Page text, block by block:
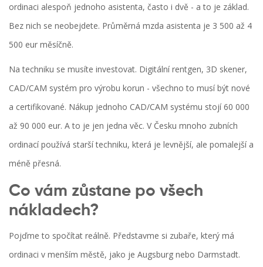
ordinaci alespoň jednoho asistenta, často i dvě - a to je základ.
Bez nich se neobejdete. Průměrná mzda asistenta je 3 500 až 4
500 eur měsíčně.
Na techniku se musíte investovat. Digitální rentgen, 3D skener,
CAD/CAM systém pro výrobu korun - všechno to musí být nové
a certifikované. Nákup jednoho CAD/CAM systému stojí 60 000
až 90 000 eur. A to je jen jedna věc. V Česku mnoho zubních
ordinací používá starší techniku, která je levnější, ale pomalejší a
méně přesná.
Co vám zůstane po všech
nákladech?
Pojďme to spočítat reálně. Představme si zubaře, který má
ordinaci v menším městě, jako je Augsburg nebo Darmstadt.